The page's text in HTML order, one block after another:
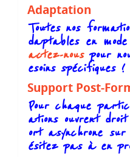
Adaptation
Toutes nos
daptables en
actez-nouspour
esoins spécifiques !
Support Post-
Pour chaque
ations ouvrent
ort asynchrone
ésitez pas à en